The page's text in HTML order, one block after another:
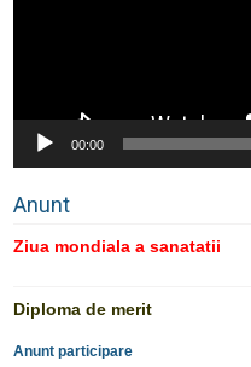
00:00
Anunt
Ziua mondiala a sanatatii
Diploma de merit
Anunt participare